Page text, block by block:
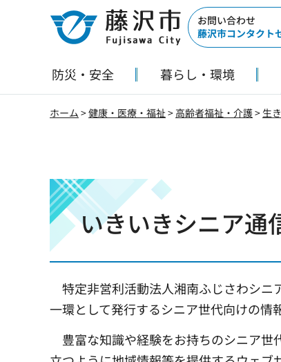
藤沢市
お問い合わせ
藤沢市コンタクト
防災・安全 暮らし・環境
ホーム >健康・医療・福祉 > 高齢者福祉・介護> 生
いきいきシニア通
特定非営利活動法人湘南ふじさわシニ
一環として発行するシニア世代向けの情
豊富な知識や経験をお持ちのシニア世